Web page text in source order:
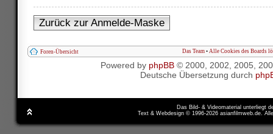
Zurück zur Anmelde-Maske
Foren-Übersicht Das Team • Alle Cookies des Boards
Powered by phpBB© 2000, 2002, 2005,
Deutsche Übersetzung durch
Das Bild- & Videomaterial unterliegt
Text & Webdesign © 1996-2026 asianfilmweb.de.